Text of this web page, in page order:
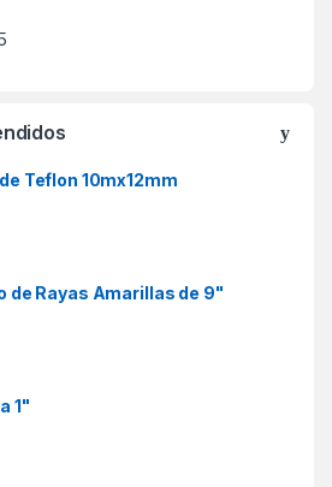
Teflon 10mx12mm
de Rayas Amarillas de 9"
1"